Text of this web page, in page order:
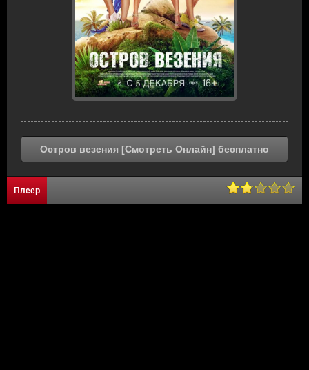
Остров везения [Смотреть Онлайн] бесплатно
Плеер